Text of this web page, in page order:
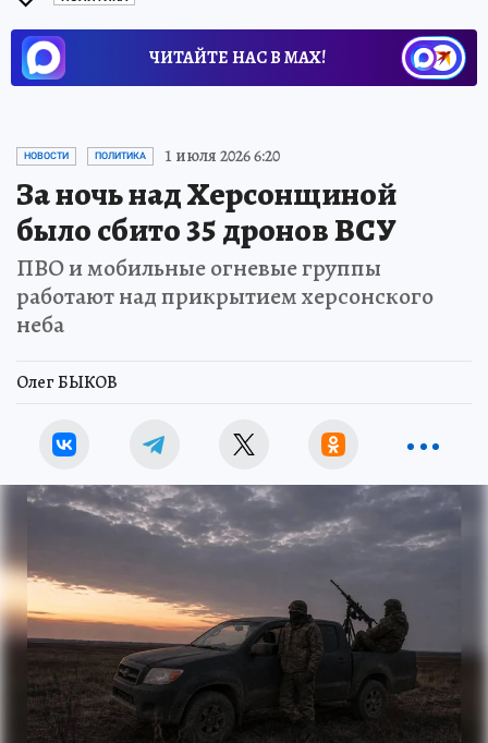
ЧИТАЙТЕ НАС В МАХ!
НОВОСТИ ПОЛИТИКА 1 июля 2026 6:20
За ночь над Херсонщиной
было сбито 35 дронов ВСУ
ПВО и мобильные огневые группы
работают над прикрытием херсонского
неба
Олег БЫКОВ